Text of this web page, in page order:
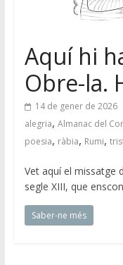
Aquí hi
Obre-la.
14 de gener de 2026
alegria, Almanac del
poesia, ràbia, Rumi,
Vet aquí el missatge
segle XIII, que
Saber-ne més